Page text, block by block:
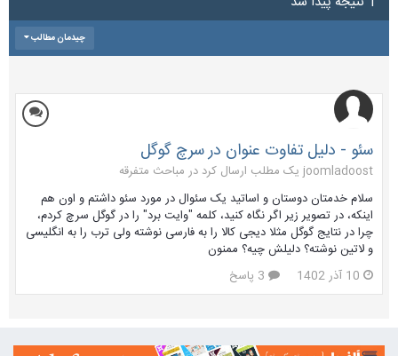
چیدمان مطالب
سئو - دلیل تفاوت عنوان در سرچ گوگل
joomladoost یک مطلب ارسال کرد در
مباحث متفرقه
سلام خدمتان دوستان و اساتید یک سئوال در مورد سئو داشتم و اون هم
اینکه، در تصویر زیر اگر نگاه کنید، کلمه "وایت برد" را در گوگل سرچ کردم،
چرا در نتایج گوگل مثلا دیجی کالا را به فارسی نوشته ولی ترب را به انگلیسی
و لاتین نوشته؟ دلیلش چیه؟ ممنون
10 آذر 1402